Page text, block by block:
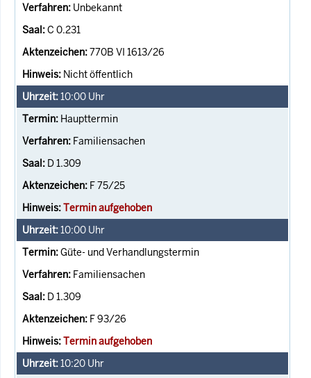
Unbekannt
C 0.231
770B VI 1613/26
Nicht öffentlich
10:00 Uhr
Haupttermin
Familiensachen
D 1.309
F 75/25
Termin aufgehoben
10:00 Uhr
Güte- und Verhandlungstermin
Familiensachen
D 1.309
F 93/26
Termin aufgehoben
10:20 Uhr